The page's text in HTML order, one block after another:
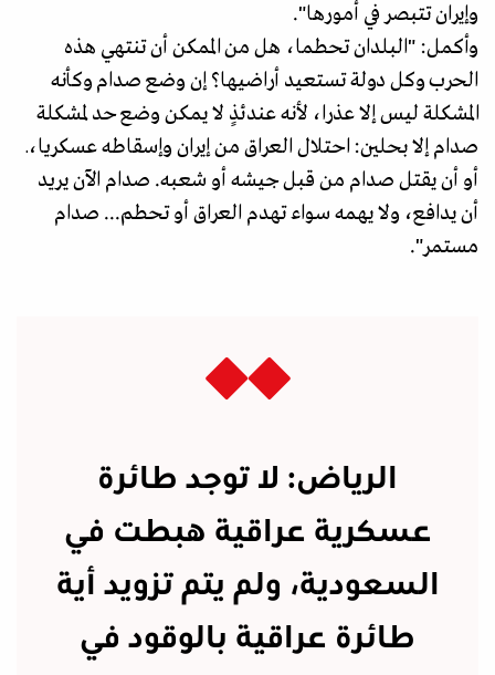
وإيران تتبصر في أمورها".
وأكمل: "البلدان تحطما، هل من الممكن أن تنتهي هذه
الحرب وكل دولة تستعيد أراضيها؟ إن وضع صدام وكأنه
المشكلة ليس إلا عذرا، لأنه عندئذٍ لا يمكن وضع حد لمشكلة
صدام إلا بحلين: احتلال العراق من إيران وإسقاطه عسكريا،ـ
أو أن يقتل صدام من قبل جيشه أو شعبه. صدام الآن يريد
أن يدافع، ولا يهمه سواء تهدم العراق أو تحطم... صدام
مستمر".
الرياض: لا توجد طائرة
عسكرية عراقية هبطت في
السعودية، ولم يتم تزويد أية
طائرة عراقية بالوقود في